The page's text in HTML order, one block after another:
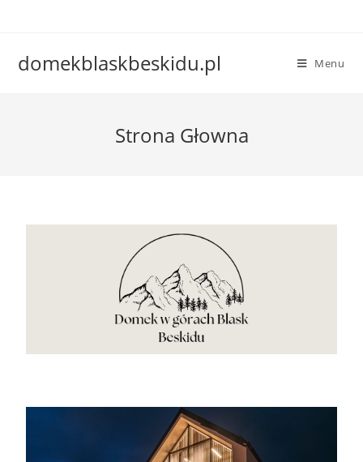
domekblaskbeskidu.pl Menu
Strona Głowna